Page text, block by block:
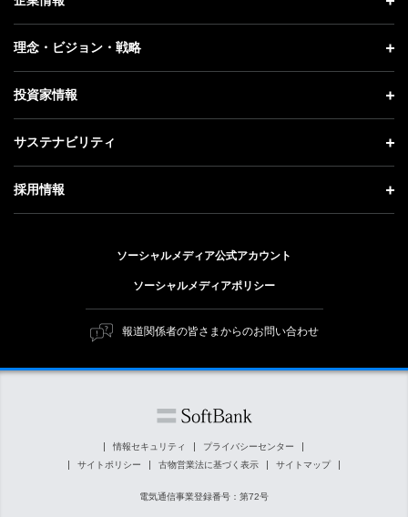
プレスリリース
更新情報
記者説明会
企業情報 トップ
社長メッセージ
事業紹介
ガバナンス
理念・ビジョン・戦略
理念・ビジョン・戦略 トップ
成長戦略「Activate AI for Society」
人材戦略
投資家情報
投資家情報 トップ
経営方針
個人投資家の皆さまへ
株式と社債について
サステナビリティ
サステナビリティ トップ
トップメッセージ
ESG方針・体制
マテリアリティ（重要課題）
ESGの主な取り組み
外部評価・イニシアチブ
採用情報
障がい者採用
ソフトバンク クルー採用
ソーシャルメディア公式アカウント
ソーシャルメディアポリシー
報道関係者の皆さまからのお問い合わせ
情報セキュリティ
プライバシーセンター
サイトポリシー
古物営業法に基づく表示 サイトマップ
電気通信事業登録番号：第72号